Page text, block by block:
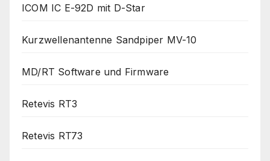
ICOM IC E-92D mit D-Star
Kurzwellenantenne Sandpiper MV-10
MD/RT Software und Firmware
Retevis RT3
Retevis RT73